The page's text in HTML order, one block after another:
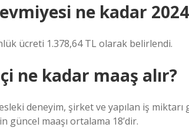
ne kadar
ücreti 1.378,64 TL olarak belirlendi.
ne kadar maaş alır?
deneyim, şirket ve yapılan iş
güncel maaşı ortalama 18’dir.